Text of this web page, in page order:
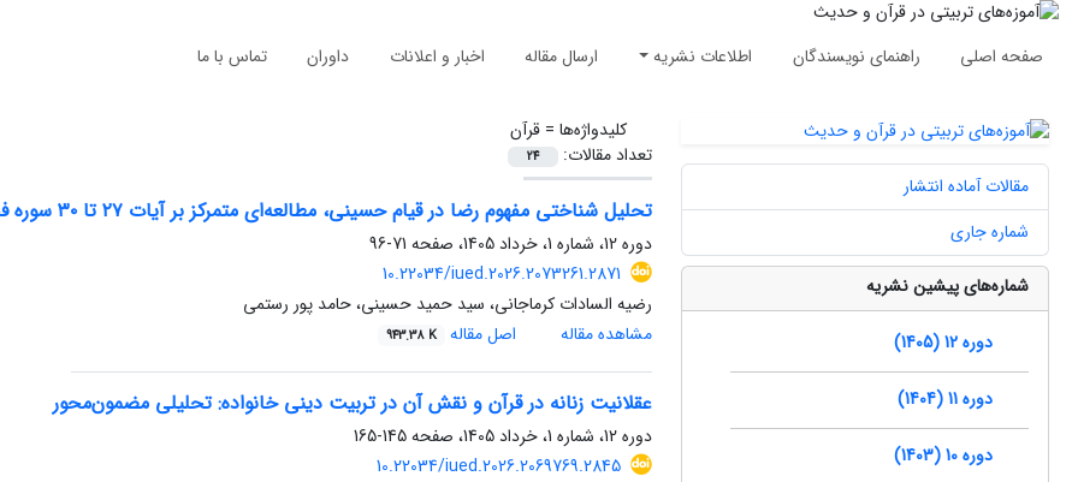
صفحه اصلی راهنمای نویسندگان اطلاعات نشریه ارسال مقاله اخبار و اعلانات داوران تماس با ما
کلیدواژه‌ها =قرآن
تعداد مقالات:
24
تحلیل شناختی مفهوم رضا در قیام حسینی، مطالعه‌ای متمرکز بر آیات ۲۷ تا ۳۰ سوره‌ فجر با رویکرد قرآنی
دوره 12، شماره 1، خرداد 1405، صفحه
71-96
10.22034/iued.2026.2073261.2871
رضیه السادات کرماجانی، سید حمید حسینی، حامد پور رستمی
مشاهده مقاله
اصل مقاله 943.38 K
عقلانیت زنانه در قرآن و نقش آن در تربیت دینی خانواده: تحلیلی مضمون‌محور
دوره 12، شماره 1، خرداد 1405، صفحه
145-165
10.22034/iued.2026.2069769.2845
مقالات آماده انتشار
شماره جاری
شماره‌های پیشین نشریه
دوره 12 (1405)
دوره 11 (1404)
دوره 10 (1403)